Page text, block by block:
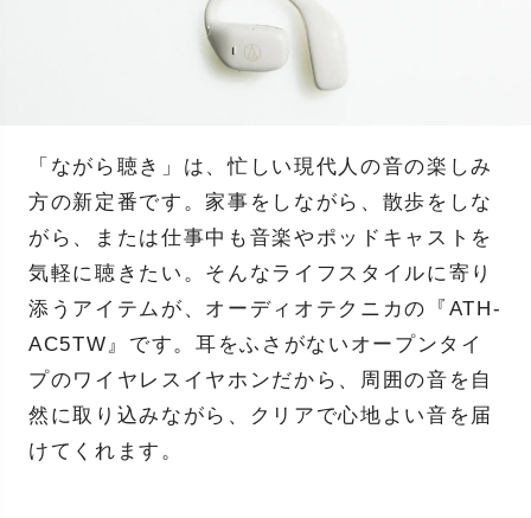
「ながら聴き」は、忙しい現代人の音の楽しみ
方の新定番です。家事をしながら、散歩をしな
がら、または仕事中も音楽やポッドキャストを
気軽に聴きたい。そんなライフスタイルに寄り
添うアイテムが、オーディオテクニカの『ATH-
AC5TW』です。耳をふさがないオープンタイ
プのワイヤレスイヤホンだから、周囲の音を自
然に取り込みながら、クリアで心地よい音を届
けてくれます。